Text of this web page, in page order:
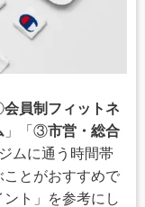
会員制フィットネ
」「③市営・総合
ムに通う時間帯
とがおすすめで
ト」を参考にし